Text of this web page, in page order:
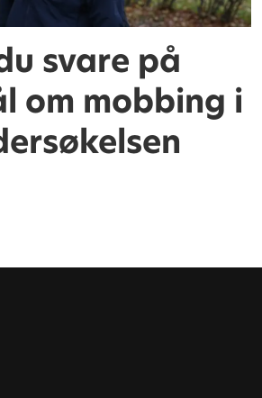
svare på
om mobbing i